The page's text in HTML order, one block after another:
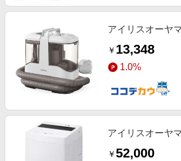
アイリスオーヤ
￥ 13,348
1.0%
アイリスオーヤ
￥52,000